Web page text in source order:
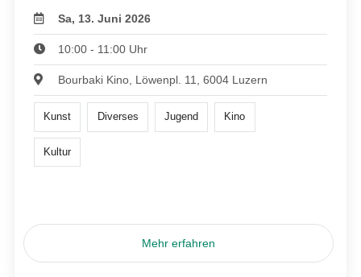
Sa, 13. Juni 2026
10:00 - 11:00 Uhr
Bourbaki Kino, Löwenpl. 11, 6004 Luzern
Kunst Diverses Jugend Kino
Kultur
Mehr erfahren